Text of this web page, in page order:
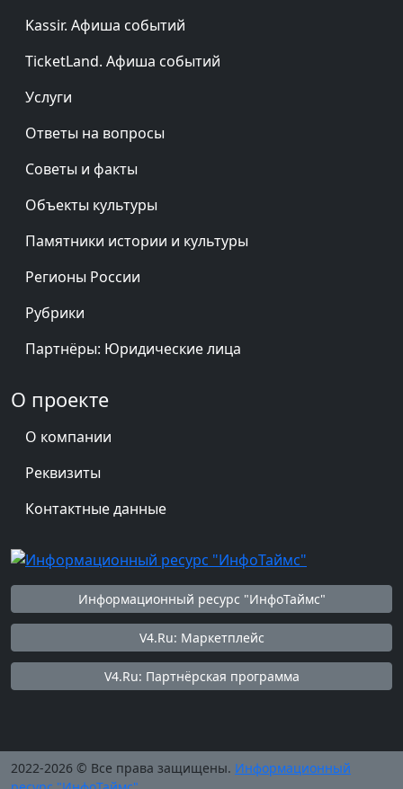
Kassir. Афиша событий
TicketLand. Афиша событий
Услуги
Ответы на вопросы
Советы и факты
Объекты культуры
Памятники истории и культуры
Регионы России
Рубрики
Партнёры: Юридические лица
О проекте
О компании
Реквизиты
Контактные данные
Информационный ресурс "ИнфоТаймс"
V4.Ru: Маркетплейс
V4.Ru: Партнёрская программа
2022-2026 © Все права защищены. Информационный